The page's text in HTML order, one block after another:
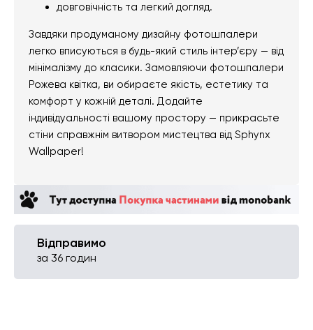
довговічність та легкий догляд.
Завдяки продуманому дизайну фотошпалери
легко вписуються в будь-який стиль інтер’єру — від
мінімалізму до класики. Замовляючи фотошпалери
Рожева квітка, ви обираєте якість, естетику та
комфорт у кожній деталі. Додайте
індивідуальності вашому простору — прикрасьте
стіни справжнім витвором мистецтва від Sphynx
Wallpaper!
Відправимо
за 36 годин